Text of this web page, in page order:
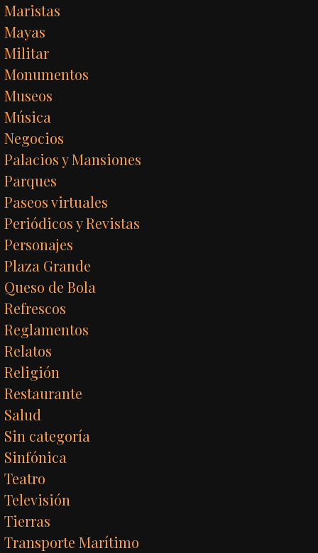
Maristas
Mayas
Militar
Monumentos
Museos
Música
Negocios
Palacios y Mansiones
Parques
Paseos virtuales
Periódicos y Revistas
Personajes
Plaza Grande
Queso de Bola
Refrescos
Reglamentos
Relatos
Religión
Restaurante
Salud
Sin categoría
Sinfónica
Teatro
Televisión
Tierras
Transporte Marítimo